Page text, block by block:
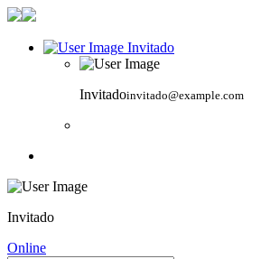
Invitado
Invitadoinvitado@example.com
Invitado
Online